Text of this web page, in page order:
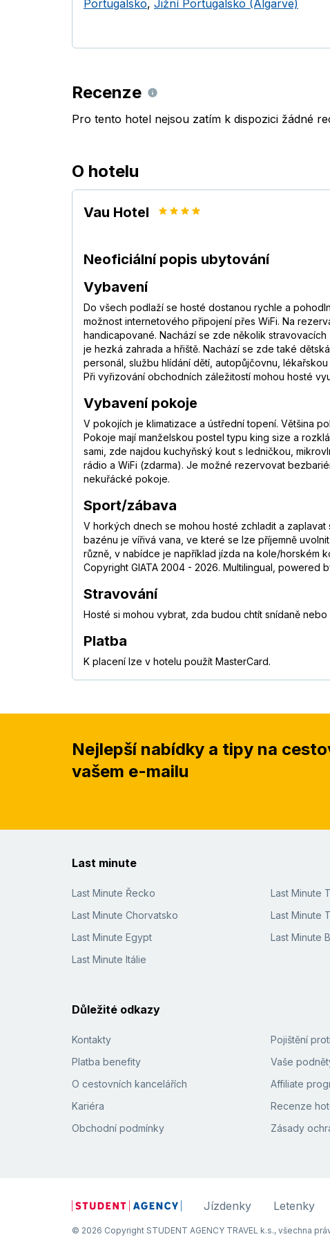
Portugalsko, Jižní Portugalsko (Algarve)
Recenze
Pro tento hotel nejsou zatím k dispozici žádné
O hotelu
Vau Hotel
Neoficiální popis ubytování
Vybavení
Do všech podlaží se hosté dostanou rychle a
možnost internetového připojení přes WiFi. Na
handicapované. Nachází se zde několik
je hezká zahrada a hřiště. Nachází se zde také
personál, službu hlídání dětí, autopůjčovnu,
Při vyřizování obchodních záležitostí mohou hosté
Vybavení pokoje
V pokojích je klimatizace a ústřední topení. Většina
Pokoje mají manželskou postel typu king size a
sami, zde najdou kuchyňský kout s ledničkou,
rádio a WiFi (zdarma). Je možné rezervovat
nekuřácké pokoje.
Sport/zábava
V horkých dnech se mohou hosté zchladit a
bazénu je vířivá vana, ve které se lze příjemně
různě, v nabídce je například jízda na kole/horském
Copyright GIATA 2004 - 2026. Multilingual, powered
Stravování
Hosté si mohou vybrat, zda budou chtít snídaně
Platba
K placení lze v hotelu použít MasterCard.
Nejlepší nabídky a tipy na
vašem e-mailu
Last minute
Last Minute Řecko
Last Minute Chorvatsko
Last Minute Egypt
Last Minute Itálie
Last Minute
Last Minute
Last Minute
Důležité odkazy
Kontakty
Platba benefity
O cestovních kancelářích
Kariéra
Obchodní podmínky
Pojištění
Vaše
Affiliate
Recenze
Zásady
Jízdenky Letenky
© 2026 Copyright STUDENT AGENCY TRAVEL k.s., všechna